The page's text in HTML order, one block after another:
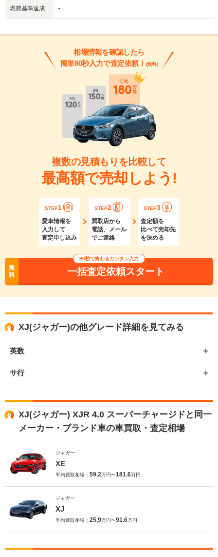
燃費基準達成 -
相場情報を確認したら
簡単90秒入力で査定依頼！ (無料)
複数の見積もりを比較して
最高額で売却しよう!
STEP1
愛車情報を
入力して
査定申し込み
STEP2
買取店から
電話、メール
でご連絡
STEP3
査定額を
比べて売却先
を決める
無
料
90秒で終わるカンタン入力
一括査定依頼スタート
XJ(ジャガー)の他グレード詳細を見てみる
英数
サ行
XJ(ジャガー) XJR 4.0 スーパーチャージドと同一
メーカー・ブランド車の車買取・査定相場
ジャガー
XE
平均買取相場： 59.2万円〜181.6万円
ジャガー
XJ
平均買取相場： 25.9万円〜91.6万円